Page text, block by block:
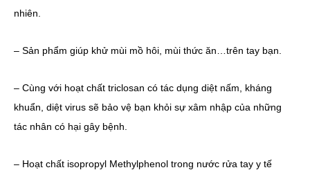
nhiên.
– Sản phẩm giúp khử mùi mồ hôi, mùi thức ăn…trên tay bạn.
– Cùng với hoạt chất triclosan có tác dụng diệt nấm, kháng
khuẩn, diệt virus sẽ bảo vệ bạn khỏi sự xâm nhập của những
tác nhân có hại gây bệnh.
– Hoạt chất isopropyl Methylphenol trong nước rửa tay y tế